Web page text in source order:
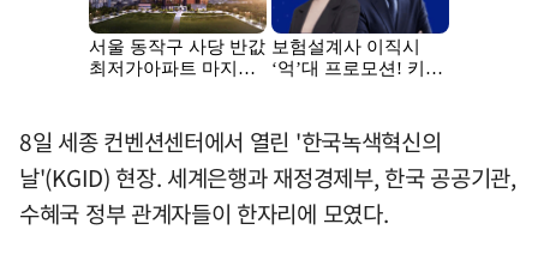
8일 세종 컨벤션센터에서 열린 '한국녹색혁신의
날'(KGID) 현장. 세계은행과 재정경제부, 한국 공공기관,
수혜국 정부 관계자들이 한자리에 모였다.